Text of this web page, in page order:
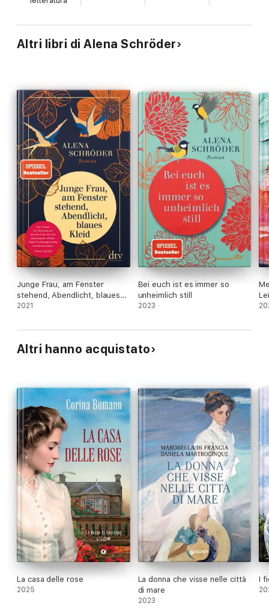
affollano nella mente di Hannah, ma la nonna si rifiuta di
bisnonna Senta, la madre di Evelyn: una giovane donna testarda
e intrappolata in un matrimonio senza amore che all'improvviso
Un indimenticabile romanzo della memoria, una meravigliosa
saga famigliare tutta al femminile, ispirata alla storia vera
dell'autrice.
Altri libri di Alena Schröder
Junge Frau, am Fenster
stehend, Abendlicht, blaues
Kleid
2021
Bei euch ist es immer so
unheimlich still
2023
Altri hanno acquistato
La casa delle rose
2025
La donna che visse nelle città
di mare
2023
I